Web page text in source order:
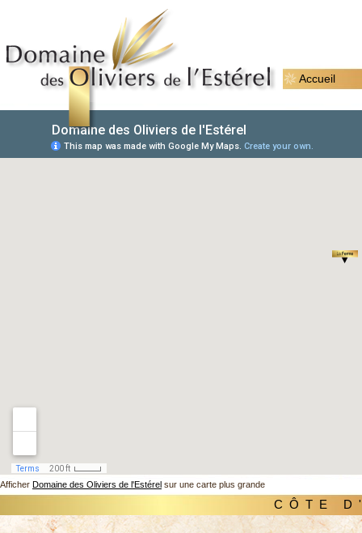
Accueil
Afficher Domaine des Oliviers de l'Estérel sur une carte plus grande
CÔTE